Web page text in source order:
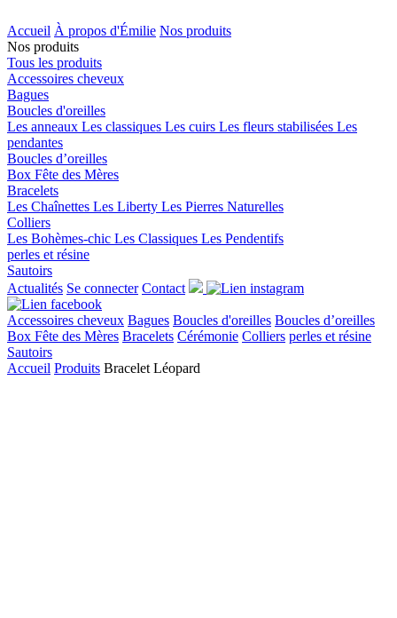
Accueil À propos d'Émilie Nos produits
Nos produits
Tous les produits
Accessoires cheveux
Bagues
Boucles d'oreilles
Les anneaux Les classiques Les cuirs Les fleurs stabilisées Les
pendantes
Boucles d’oreilles
Box Fête des Mères
Bracelets
Les Chaînettes Les Liberty Les Pierres Naturelles
Colliers
Les Bohèmes-chic Les Classiques Les Pendentifs
perles et résine
Sautoirs
Actualités Se connecter Contact
Accessoires cheveux Bagues Boucles d'oreilles Boucles d’oreilles
Box Fête des Mères Bracelets Cérémonie Colliers perles et résine
Sautoirs
Accueil Produits Bracelet Léopard